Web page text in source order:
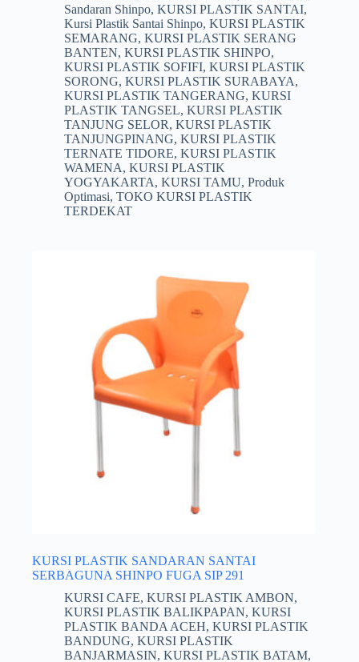
Sandaran Shinpo, KURSI PLASTIK SANTAI,
Kursi Plastik Santai Shinpo, KURSI PLASTIK
SEMARANG, KURSI PLASTIK SERANG
BANTEN, KURSI PLASTIK SHINPO,
KURSI PLASTIK SOFIFI, KURSI PLASTIK
SORONG, KURSI PLASTIK SURABAYA,
KURSI PLASTIK TANGERANG, KURSI
PLASTIK TANGSEL, KURSI PLASTIK
TANJUNG SELOR, KURSI PLASTIK
TANJUNGPINANG, KURSI PLASTIK
TERNATE TIDORE, KURSI PLASTIK
WAMENA, KURSI PLASTIK
YOGYAKARTA, KURSI TAMU, Produk
Optimasi, TOKO KURSI PLASTIK
TERDEKAT
KURSI PLASTIK SANDARAN SANTAI
SERBAGUNA SHINPO FUGA SIP 291
KURSI CAFE, KURSI PLASTIK AMBON,
KURSI PLASTIK BALIKPAPAN, KURSI
PLASTIK BANDA ACEH, KURSI PLASTIK
BANDUNG, KURSI PLASTIK
BANJARMASIN, KURSI PLASTIK BATAM,